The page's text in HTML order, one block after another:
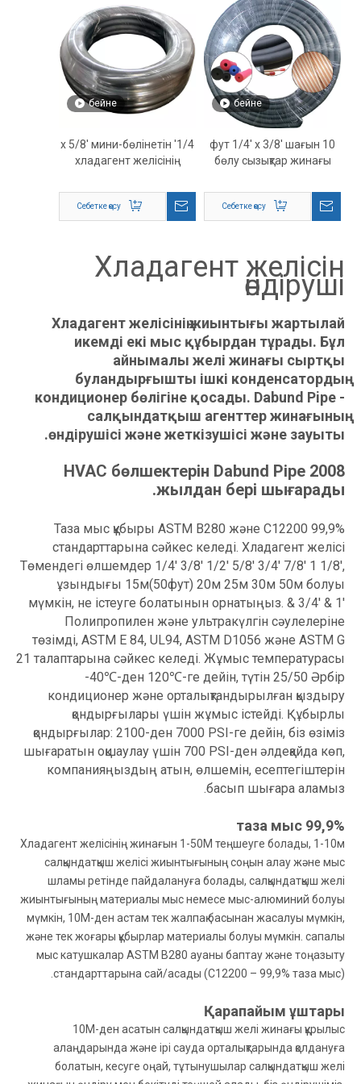
бейне
10 фут 1/4' x 3/8' шағын
бөлу сызықтар жинағы
Себетке қосу
бейне
1/4' x 5/8' мини-бөлінетін
хладагент желісінің
Себетке қосу
Хладагент желісін
өндіруші
Хладагент желісінің жиынтығы жартылай
икемді екі мыс құбырдан тұрады. Бұл
айнымалы желі жинағы сыртқы
буландырғышты ішкі конденсатордың
кондиционер бөлігіне қосады. Dabund Pipe -
салқындатқыш агенттер жинағының
өндірушісі және жеткізушісі және зауыты.
HVAC бөлшектерін Dabund Pipe 2008
жылдан бері шығарады.
99,9% Таза мыс құбыры ASTM B280 және C12200
стандарттарына сәйкес келеді. Хладагент желісі
Төмендегі өлшемдер 1/4' 3/8' 1/2' 5/8' 3/4' 7/8' 1 1/8',
ұзындығы 15м(50фут) 20м 25м 30м 50м болуы
мүмкін, не істеуге болатынын орнатыңыз. & 3/4' & 1'
Полипропилен және ультракүлгін сәулелеріне
төзімді, ASTM E 84, UL94, ASTM D1056 және ASTM G
21 талаптарына сәйкес келеді. Жұмыс температурасы
-40℃-ден 120℃-ге дейін, түтін 25/50 Әрбір
кондиционер және орталықтандырылған қыздыру
қондырғылары үшін жұмыс істейді. Құбырлы
қондырғылар: 2100-ден 7000 PSI-ге дейін, біз өзіміз
шығаратын оқшаулау үшін 700 PSI-ден әлдеқайда көп,
компанияңыздың атын, өлшемін, есептегіштерін
басып шығара аламыз.
99,9% таза мыс
Хладагент желісінің жинағын 1-50М теңшеуге болады, 1-10м
салқындатқыш желісі жиынтығының соңын алау және мыс
шламы ретінде пайдалануға болады, салқындатқыш желі
жиынтығының материалы мыс немесе мыс-алюминий болуы
мүмкін, 10М-ден астам тек жалпақ басынан жасалуы мүмкін,
және тек жоғары құбырлар материалы болуы мүмкін. сапалы
мыс катушкалар ASTM B280 ауаны баптау және тоңазыту
стандарттарына сай/асады (C12200 – 99,9% таза мыс).
Қарапайым ұштары
10М-ден асатын салқындатқыш желі жинағы құрылыс
алаңдарында және ірі сауда орталықтарында қолдануға
болатын, кесуге оңай, тұтынушылар салқындатқыш желі